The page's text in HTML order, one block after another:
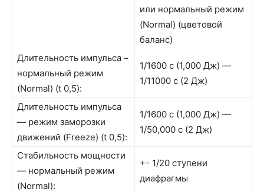
или нормальный режим
(Normal) (цветовой
баланс)
Длительность импульса –
нормальный режим
(Normal) (t 0,5):
1/1600 с (1,000 Дж) —
1/11000 с (2 Дж)
Длительность импульса
— режим заморозки
движений (Freeze) (t 0,5):
1/1600 с (1,000 Дж) —
1/50,000 с (2 Дж)
Стабильность мощности
— нормальный режим
(Normal):
+- 1/20 ступени
диафрагмы